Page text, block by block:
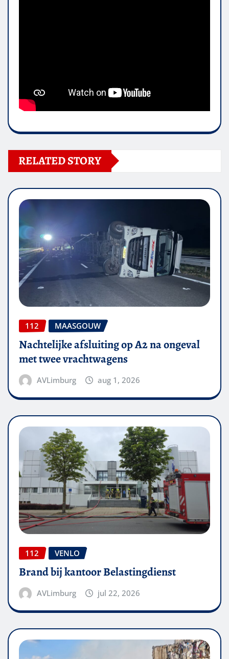
RELATED STORY
112 MAASGOUW
Nachtelijke afsluiting op A2 na ongeval
met twee vrachtwagens
AVLimburg aug 1, 2026
112 VENLO
Brand bij kantoor Belastingdienst
AVLimburg jul 22, 2026